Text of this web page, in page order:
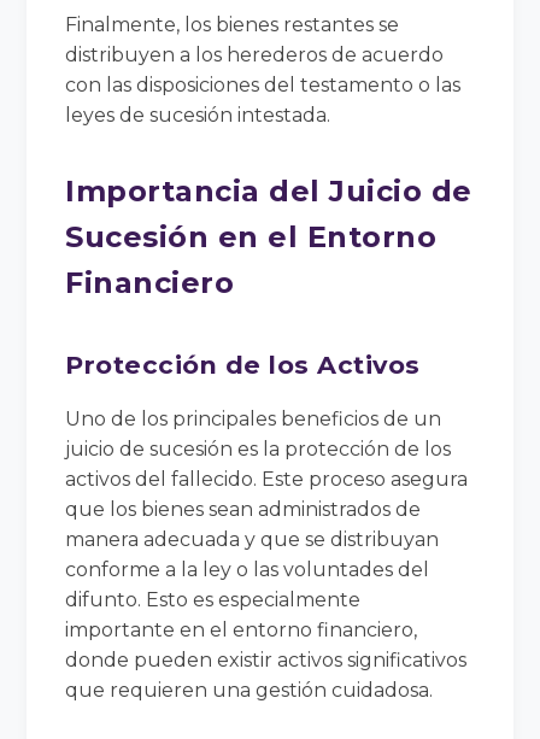
Finalmente, los bienes restantes se
distribuyen a los herederos de acuerdo
con las disposiciones del testamento o las
leyes de sucesión intestada.
Importancia del Juicio de
Sucesión en el Entorno
Financiero
Protección de los Activos
Uno de los principales beneficios de un
juicio de sucesión es la protección de los
activos del fallecido. Este proceso asegura
que los bienes sean administrados de
manera adecuada y que se distribuyan
conforme a la ley o las voluntades del
difunto. Esto es especialmente
importante en el entorno financiero,
donde pueden existir activos significativos
que requieren una gestión cuidadosa.